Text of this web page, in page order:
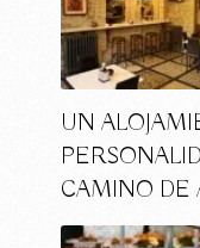
UN
CAMINO DE